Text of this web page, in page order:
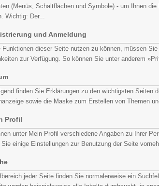
(Menüs, Schaltflächen und Symbole) - um Ihnen
Wichtig: Der...
und Anmeldung
Funktionen dieser Seite nutzen zu können, müssen
zur Verfügung. So können Sie unter anderem
finden Sie Erklärungen zu den wichtigsten Seiten
sowie die Maske zum Erstellen von Themen
Profil
unter Mein Profil verschiedene Angaben zu Ihrer
Sie einige Einstellungen zur Benutzung der Seite
jeder Seite finden Sie normalerweise ein